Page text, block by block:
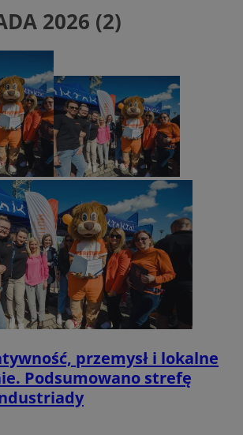
2026 (2)
przemysł i lokalne
Podsumowano strefę